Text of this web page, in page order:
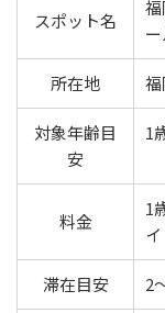
スポット名
所在地
対象年齢目
安
1
料金
1
イ
滞在目安 2